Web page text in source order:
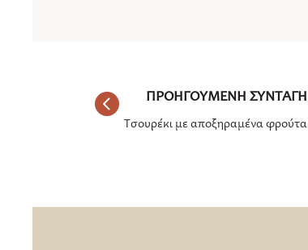
Τσουρέκι με αποξηραμένα φρούτα